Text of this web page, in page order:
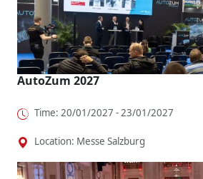
AutoZum 2027
Time: 20/01/2027 - 23/01/2027
Location: Messe Salzburg